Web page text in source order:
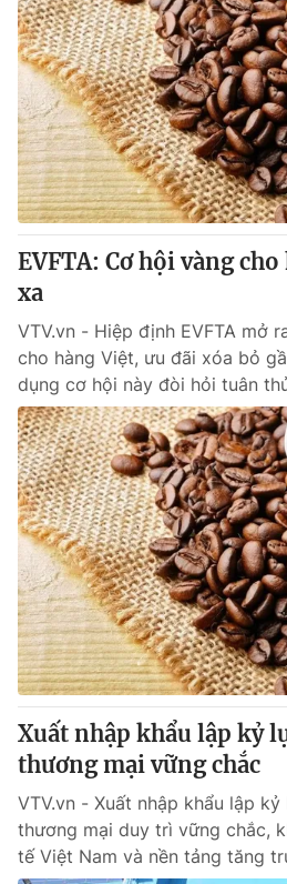
EVFTA: Cơ hội vàng
xa
VTV.vn - Hiệp định EVFTA mở
cho hàng Việt, ưu đãi xóa bỏ
dụng cơ hội này đòi hỏi tuân
Xuất nhập khẩu lập kỷ
thương mại vững chắc
VTV.vn - Xuất nhập khẩu lập
thương mại duy trì vững chắc,
tế Việt Nam và nền tảng tăng